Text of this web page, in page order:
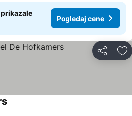
prikazale
Pogledaj cene
Deli